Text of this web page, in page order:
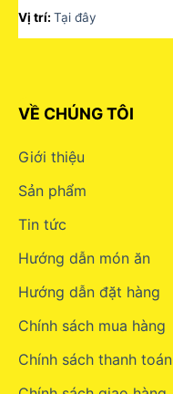
Vị trí: Tại đây
VỀ CHÚNG TÔI
Giới thiệu
Sản phẩm
Tin tức
Hướng dẫn món ăn
Hướng dẫn đặt hàng
Chính sách mua hàng
Chính sách thanh toán